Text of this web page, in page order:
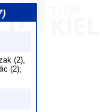
(2),
(2);